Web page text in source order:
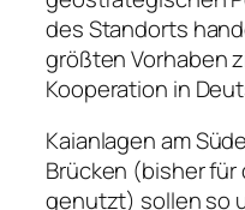
des Standorts
größten Vorhaben
Kooperation in
Kaianlagen am
Brücken (bisher
genutzt) sollen so